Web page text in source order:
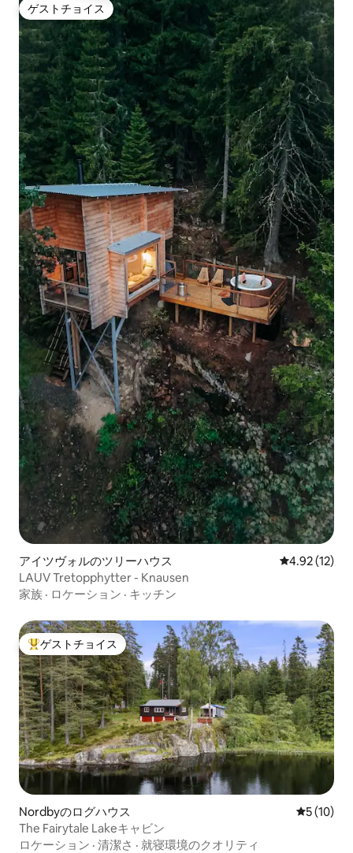
ゲストチョイス
ゲストチョイス
アイツヴォルのツリーハウス レビュー12
4.92 (12)
LAUV Tretopphytter - Knausen
家族 · ロケーション · キッチン
大好評のゲストチョイスです。
ゲストチョイス
Nordbyのログハウス レビュー
5 (10)
The Fairytale Lakeキャビン
ロケーション · 清潔さ · 就寝環境のクオリティ